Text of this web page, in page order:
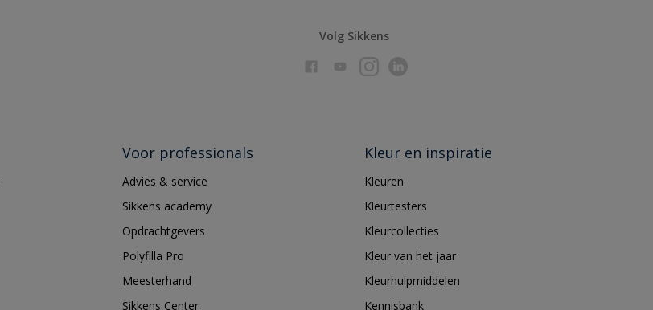
Volg Sikkens
Voor professionals
Advies & service
Sikkens academy
Opdrachtgevers
Polyfilla Pro
Meesterhand
Sikkens Center
Kleur en inspiratie
Kleuren
Kleurtesters
Kleurcollecties
Kleur van het jaar
Kleurhulpmiddelen
Kennisbank